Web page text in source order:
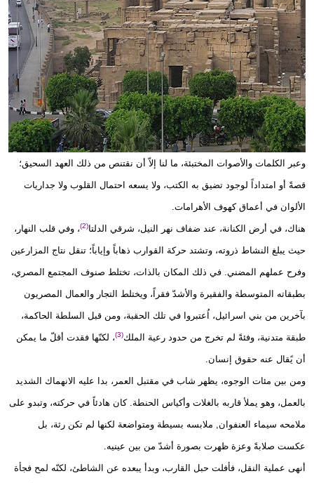
وعبر الكلمات والأصوات المختبئة، ما لنا إلاّ أن نقتنص من ذلك العهد السحيق؛
قصةً أو امتداداً لوجود تضيق به الكتب، ولا يسعه احتمال القلوب ولا جداريات
الألوان في أعماق كهوف الأهرامات.
هناك، في أرض الكنانة، عند ضفاف نهر النيل، شرقي الدلتا(2) ، وفي قلب النهار،
حيث يبلغ النشاط ذروته، وتشتد حركة القوارب ذهاباً وإياباً؛ تنقل نتاج المزارعين
وفرح عملهم المضني. في ذلك المكان بالذات، تختلط صنوف المجتمع المصري،
بطبقاته المتوسطة والفقيرة والأشدّ فقراً، ويختلط التجار والعمال المصريون
بآخرين من بني اسرائيل، اُعتبروا في تلك الحقبة، ومن قبل السلطة الحاكمة،
طبقة متدنية، وفئةً لم تخرج من حدود رعية الملك(3) ، لكنّها فقدت أقلّ ما يمكن
أن يًقال عنه حقوق إنسان.
ومن بين مئات الوجوه، يظهر شاب في مقتبل العمر، بدا عليه الانهماك الشديد
بالعمل، وهو يملأ قاربه بالغلات وأكياس الحنطة. كان هادئاً في حركته، وتبدو على
ملامحه سيماء العنفوان, ملابسه بسيطة ومتواضعة لكنها لم تكن رثة، بل
عكست صلابةً وعزة ظهرت بصورة أشدّ من بين عينيه.
أنهى عملية النقل، فأفلت حبل القارب، وبدأ يبعده عن الشاطئ، لكنّه لمح فجأة